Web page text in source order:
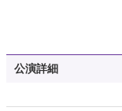
公演詳細